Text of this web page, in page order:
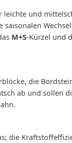
leichte und
M+S-Kürzel und
die
ab und sollen
die